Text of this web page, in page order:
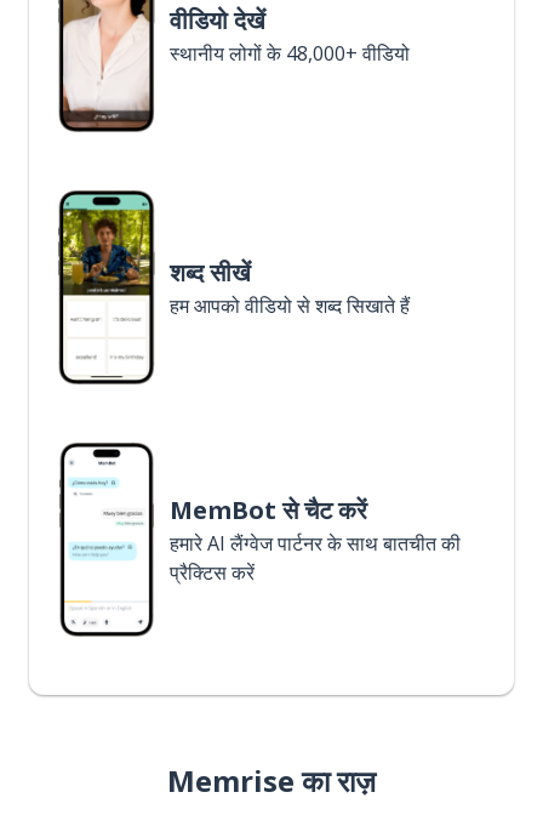
वीडियो देखें
स्थानीय लोगों के 48,000+ वीडियो
शब्द सीखें
हम आपको वीडियो से शब्द सिखाते हैं
MemBot से चैट करें
हमारे AI लैंग्वेज पार्टनर के साथ बातचीत की
प्रैक्टिस करें
Memrise का राज़